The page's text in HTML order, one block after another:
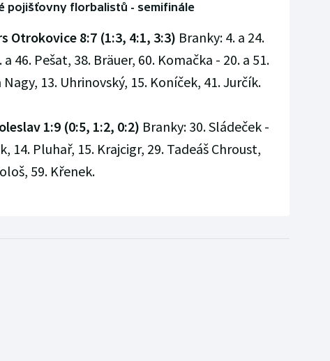
pojišťovny florbalistů - semifinále
Otrokovice 8:7 (1:3, 4:1, 3:3) Branky: 4. a 24.
46. Pešat, 38. Bräuer, 60. Komačka - 20. a 51.
13. Uhrinovský, 15. Koníček, 41. Jurčík.
1:9 (0:5, 1:2, 0:2) Branky: 30. Sládeček -
14. Pluhař, 15. Krajcigr, 29. Tadeáš Chroust,
59. Křenek.